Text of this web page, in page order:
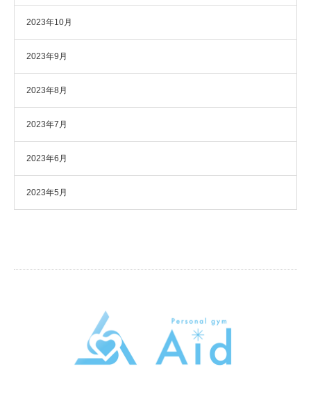
2023年10月
2023年9月
2023年8月
2023年7月
2023年6月
2023年5月